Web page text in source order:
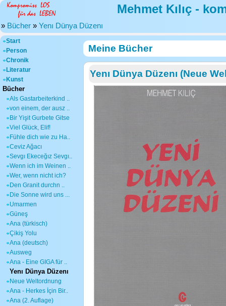
Mehmet Kılıç -
» Bücher » Yenı Dünya Düzenı
Start
Person
Chronik
Literatur
Kunst
Bücher
Als Gastarbeiterkind ..
von einem, der ausz ..
Bir Yişit Gurbete Gitse
Viel Glück, Elif!
Fühle dich wie zu Ha..
Ceviz Ağacı
Sevgı Ekeceğız Sevgı..
Wenn ich im Weinen ..
Wer, wenn nicht ich?
Den Granit durchn ..
Die Sonne wird uns ...
Umarmen
Güneş
Ana (türkisch)
Çikiş Yolu
Ana (deutsch)
Ausweg
Ana - Eine GIGA für ..
Yenı Dünya Düzenı
Neue Weltordnung
Ana - Herkes İçin Bir..
Ana (2. Auflage)
Meine Bücher
Yenı Dünya Düzenı (Neue